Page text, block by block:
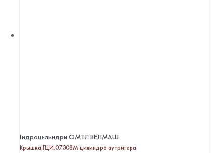
Гидроцилиндры ОМТЛ ВЕЛМАШ
Крышка ГЦИ.07.308М цилиндра аутригера